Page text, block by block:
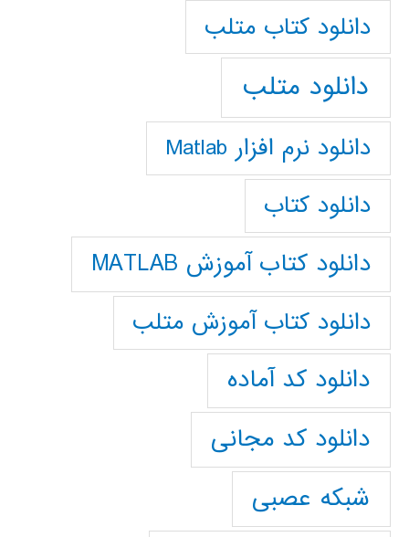
دانلود كتاب متلب
دانلود متلب
دانلود نرم افزار Matlab
دانلود کتاب
دانلود کتاب آموزش MATLAB
دانلود کتاب آموزش متلب
دانلود کد آماده
دانلود کد مجانی
شبکه عصبی